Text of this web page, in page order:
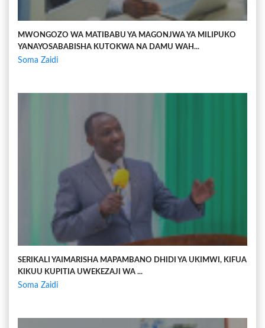
MWONGOZO WA MATIBABU YA MAGONJWA YA MILIPUKO
YANAYOSABABISHA KUTOKWA NA DAMU WAH...
Soma Zaidi
SERIKALI YAIMARISHA MAPAMBANO DHIDI YA UKIMWI, KIFUA
KIKUU KUPITIA UWEKEZAJI WA ...
Soma Zaidi